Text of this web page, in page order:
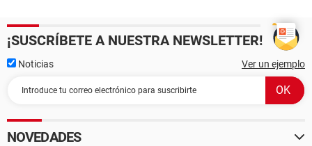
¡SUSCRÍBETE A NUESTRA NEWSLETTER!
Noticias Ver un ejemplo
NOVEDADES